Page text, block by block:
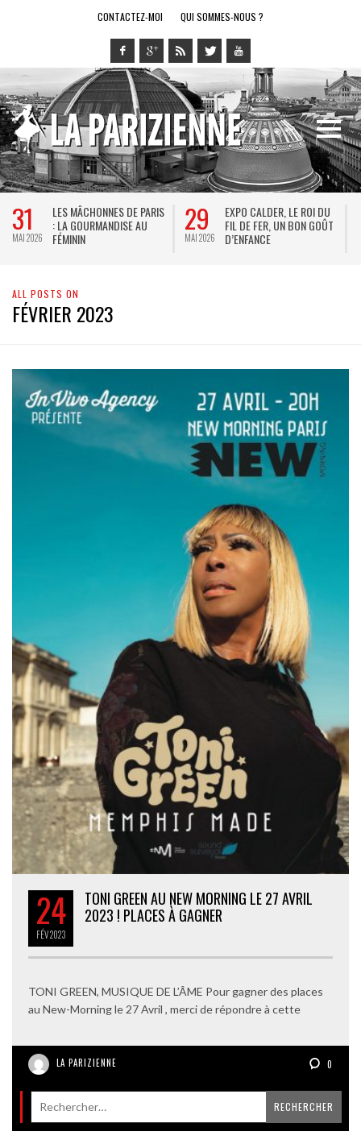
CONTACTEZ-MOI QUI SOMMES-NOUS ?
31
MAI 2026
LES MÂCHONNES DE PARIS
: LA GOURMANDISE AU
FÉMININ
29
MAI 2026
EXPO CALDER, LE ROI DU
FIL DE FER, UN BON GOÛT
D’ENFANCE
ALL POSTS ON
FÉVRIER 2023
24
FÉV2023
TONI GREEN AU NEW MORNING LE 27 AVRIL
2023 ! PLACES À GAGNER
TONI GREEN, MUSIQUE DE L’ÂME Pour gagner des places
au New-Morning le 27 Avril , merci de répondre à cette
LA PARIZIENNE 0